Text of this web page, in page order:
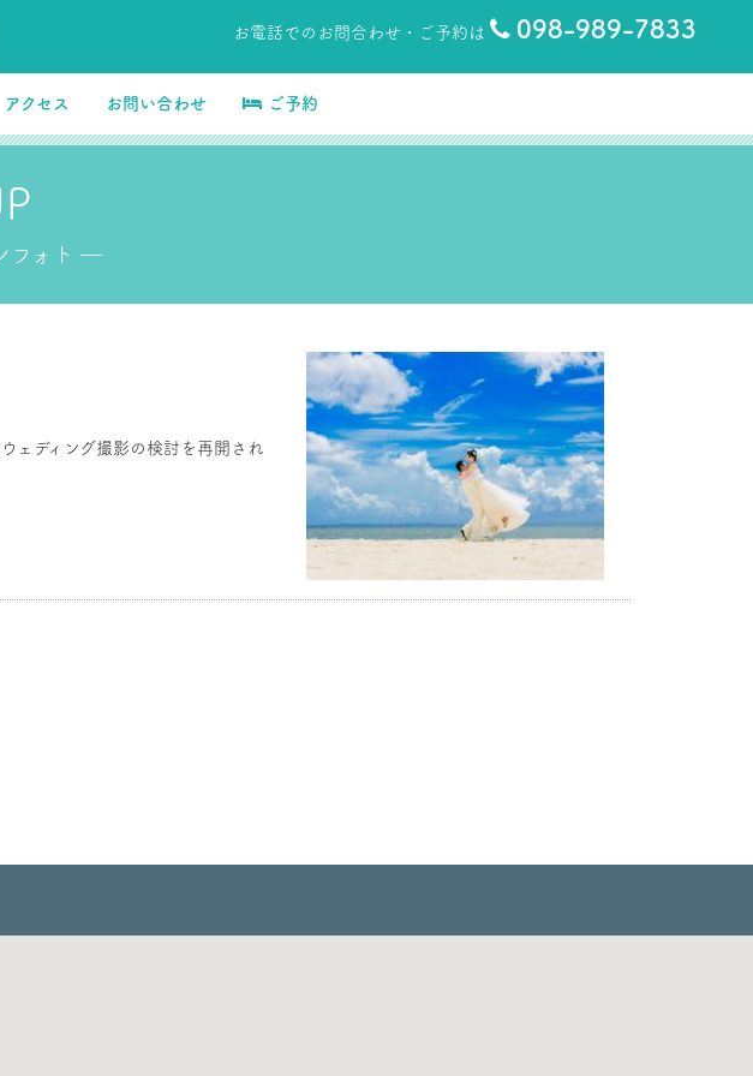
お電話でのお問合わせ・ご予約は 098-989-7833
アクセス お問い合わせ ご予約
フォト ―
ェディング撮影の検討を再開され